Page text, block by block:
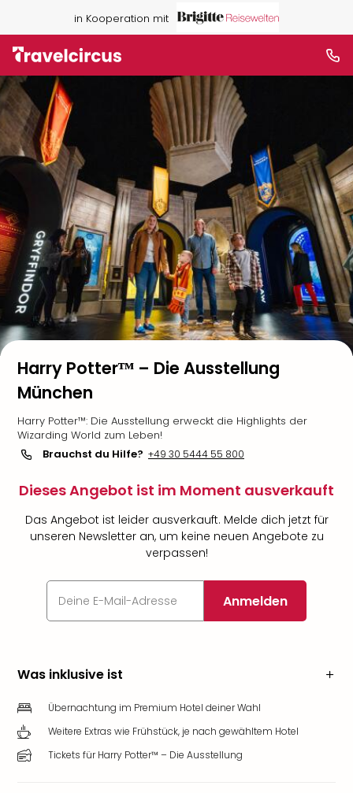
in Kooperation mit
Harry Potterᵀᴹ – Die Ausstellung
München
Harry Potter™: Die Ausstellung erweckt die Highlights der
Wizarding World zum Leben!
Brauchst du Hilfe? +49 30 5444 55 800
Dieses Angebot ist im Moment ausverkauft
Das Angebot ist leider ausverkauft. Melde dich jetzt für
unseren Newsletter an, um keine neuen Angebote zu
verpassen!
Anmelden
Was inklusive ist
Übernachtung im Premium Hotel deiner Wahl
Weitere Extras wie Frühstück, je nach gewähltem Hotel
Tickets für Harry Potter™ – Die Ausstellung